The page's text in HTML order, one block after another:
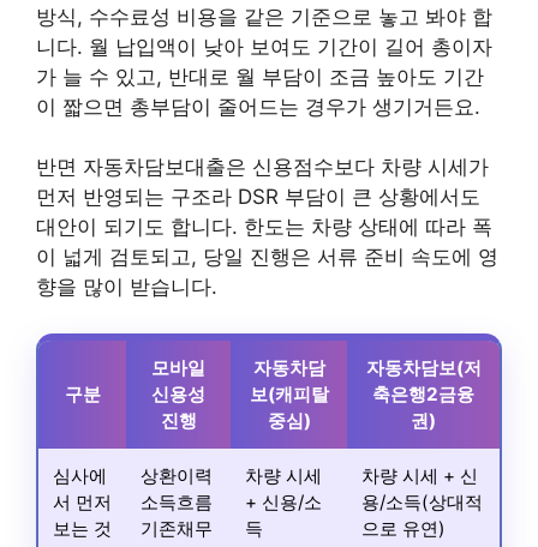
방식, 수수료성 비용을 같은 기준으로 놓고 봐야 합
니다. 월 납입액이 낮아 보여도 기간이 길어 총이자
가 늘 수 있고, 반대로 월 부담이 조금 높아도 기간
이 짧으면 총부담이 줄어드는 경우가 생기거든요.
반면 자동차담보대출은 신용점수보다 차량 시세가
먼저 반영되는 구조라 DSR 부담이 큰 상황에서도
대안이 되기도 합니다. 한도는 차량 상태에 따라 폭
이 넓게 검토되고, 당일 진행은 서류 준비 속도에 영
향을 많이 받습니다.
구분
모바일
신용성
진행
자동차담
보(캐피탈
중심)
자동차담보(저
축은행2금융
권)
심사에
서 먼저
보는 것
상환이력
소득흐름
기존채무
차량 시세
+ 신용/소
득
차량 시세 + 신
용/소득(상대적
으로 유연)